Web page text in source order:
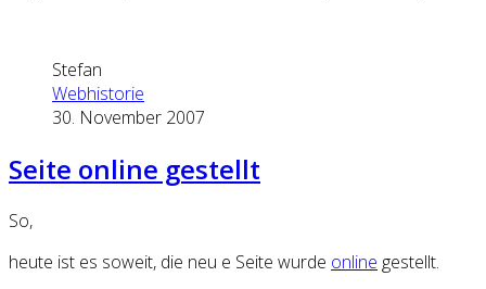
Stefan
Webhistorie
30. November 2007
Seite online gestellt
So,
heute ist es soweit, die neu e Seite wurde online gestellt.